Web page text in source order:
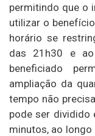
permitindo que o
utilizar o
horário se
das 21h30 e
beneficiado
ampliação da
tempo não
pode ser dividido
minutos, ao